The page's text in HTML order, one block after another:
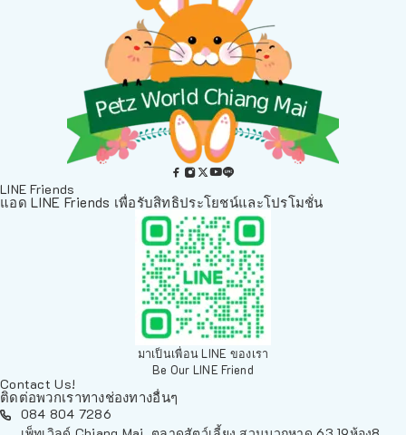
LINE Friends
แอด LINE Friends เพื่อรับสิทธิประโยชน์และโปรโมชั่น
มาเป็นเพื่อน LINE ของเรา
Be Our LINE Friend
Contact Us!
ติดต่อพวกเราทางช่องทางอื่นๆ
084 804 7286